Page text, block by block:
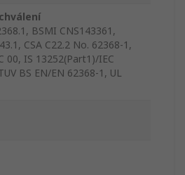
BSMI CNS143361,
CSA C22.2 No. 62368-1,
00, IS 13252(Part1)/IEC
BS EN/EN 62368-1, UL